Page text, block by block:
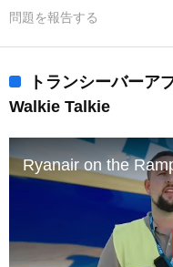
問題を報告する
トランシーバー
Walkie Talkie
Ryanair on the